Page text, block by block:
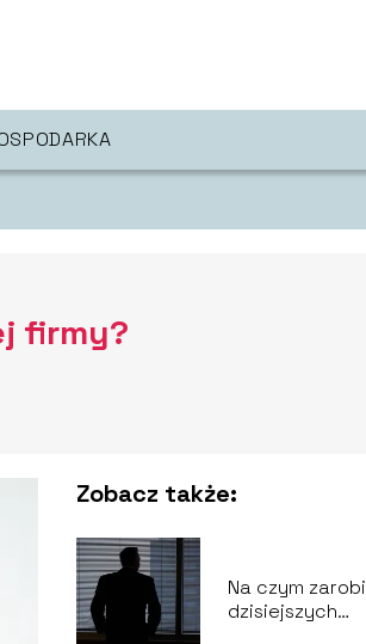
firmy?
Zobacz także:
Na czym
dzisiejszych